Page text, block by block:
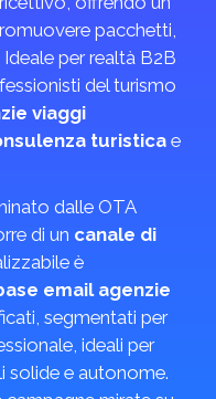
pacchetti,
per realtà B2B
del turismo
viaggi
turisticae
dalle OTA
di un canale di
è
email agenzie
segmentati per
ideali per
solide e autonome.